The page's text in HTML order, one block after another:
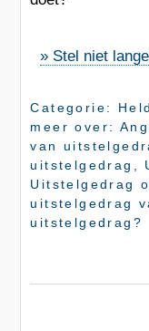
» Stel niet
Categorie:
meer over:
van
uitstelgedrag
Uitstelgedrag
uitstelgedrag
uitstelgedrag?